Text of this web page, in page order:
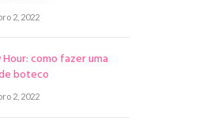
2, 2022
como fazer uma
boteco
2, 2022